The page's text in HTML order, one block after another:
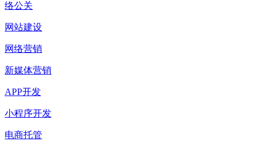
络公关
网站建设
网络营销
新媒体营销
APP开发
小程序开发
电商托管